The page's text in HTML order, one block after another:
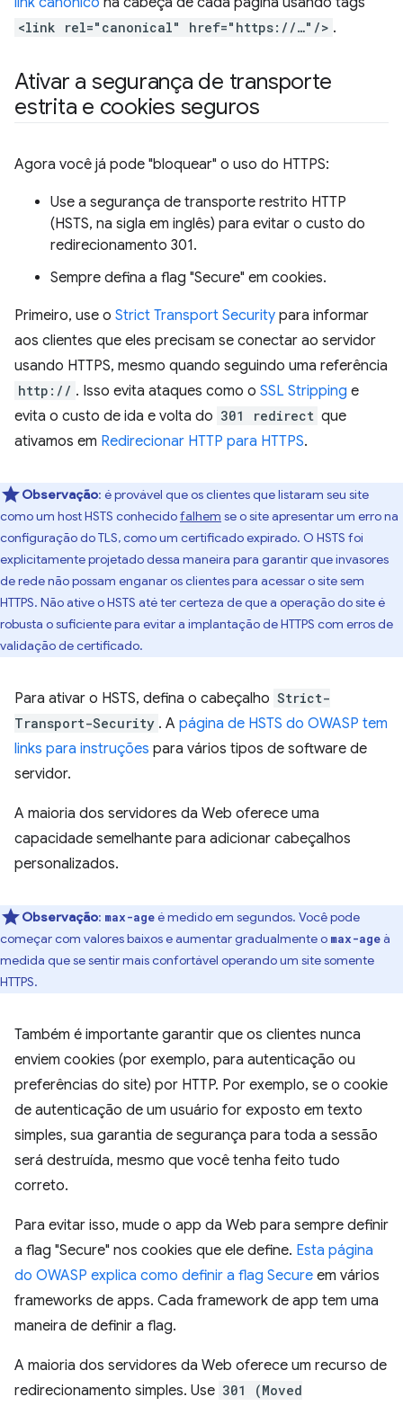
<link rel="canonical" href="https://…"/> .
Ativar a segurança de transporte
estrita e cookies seguros
Agora você já pode "bloquear" o uso do HTTPS:
Use a segurança de transporte restrito HTTP
(HSTS, na sigla em inglês) para evitar o custo do
redirecionamento 301.
Sempre defina a flag "Secure" em cookies.
Primeiro, use o Strict Transport Security para informar
aos clientes que eles precisam se conectar ao servidor
usando HTTPS, mesmo quando seguindo uma referência
http:// . Isso evita ataques como o SSL Stripping e
evita o custo de ida e volta do 301 redirect que
ativamos em Redirecionar HTTP para HTTPS.
Observação: é provável que os clientes que listaram seu site
como um host HSTS conhecidofalhem se o site apresentar um erro na
configuração do TLS, como um certificado expirado. O HSTS foi
explicitamente projetado dessa maneira para garantir que invasores
de rede não possam enganar os clientes para acessar o site sem
HTTPS. Não ative o HSTS até ter certeza de que a operação do site é
robusta o suficiente para evitar a implantação de HTTPS com erros de
validação de certificado.
Para ativar o HSTS, defina o cabeçalho Strict-
Transport-Security . A página de HSTS do OWASP tem
links para instruções para vários tipos de software de
servidor.
A maioria dos servidores da Web oferece uma
capacidade semelhante para adicionar cabeçalhos
personalizados.
Observação: max-ageé medido em segundos. Você pode
começar com valores baixos e aumentar gradualmente o max-ageà
medida que se sentir mais confortável operando um site somente
HTTPS.
Também é importante garantir que os clientes nunca
enviem cookies (por exemplo, para autenticação ou
preferências do site) por HTTP. Por exemplo, se o cookie
de autenticação de um usuário for exposto em texto
simples, sua garantia de segurança para toda a sessão
será destruída, mesmo que você tenha feito tudo
correto.
Para evitar isso, mude o app da Web para sempre definir
a flag "Secure" nos cookies que ele define. Esta página
do OWASP explica como definir a flag Secure em vários
frameworks de apps. Cada framework de app tem uma
maneira de definir a flag.
A maioria dos servidores da Web oferece um recurso de
redirecionamento simples. Use 301 (Moved